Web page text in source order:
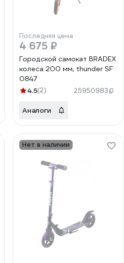
Последняя цена
4 675 ₽
Городской самокат BRADEX
колеса 200 мм, thunder SF
0847
4.5(2) 25950983
Аналоги
Нет в наличии